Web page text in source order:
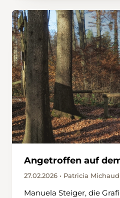
Angetroffen auf
27.02.2026 • Patricia Michaud
Manuela Steiger, die